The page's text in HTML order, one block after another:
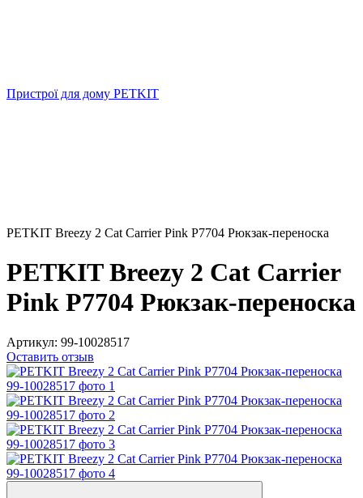
Пристрої для дому PETKIT
PETKIT Breezy 2 Cat Carrier Pink P7704 Рюкзак-переноска
PETKIT Breezy 2 Cat Carrier
Pink P7704 Рюкзак-переноска
Артикул: 99-10028517
Оставить отзыв